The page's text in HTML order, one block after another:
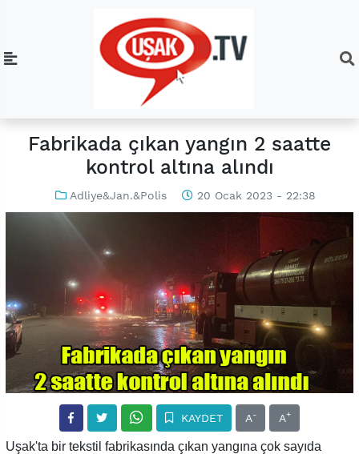
Fabrikada çıkan yangın 2 saatte
kontrol altına alındı
Adliye&Jan.&Polis 20 Ocak 2023 - 22:38
KAYDET A- A+
Uşak'ta bir tekstil fabrikasında çıkan yangına çok sayıda